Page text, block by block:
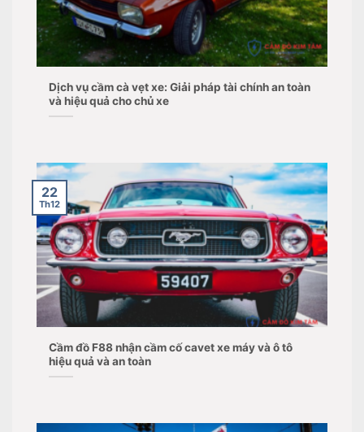
Dịch vụ cầm cà vẹt xe: Giải pháp tài chính an toàn
và hiệu quả cho chủ xe
Cầm đồ F88 nhận cầm cố cavet xe máy và ô tô
hiệu quả và an toàn
22
Th12